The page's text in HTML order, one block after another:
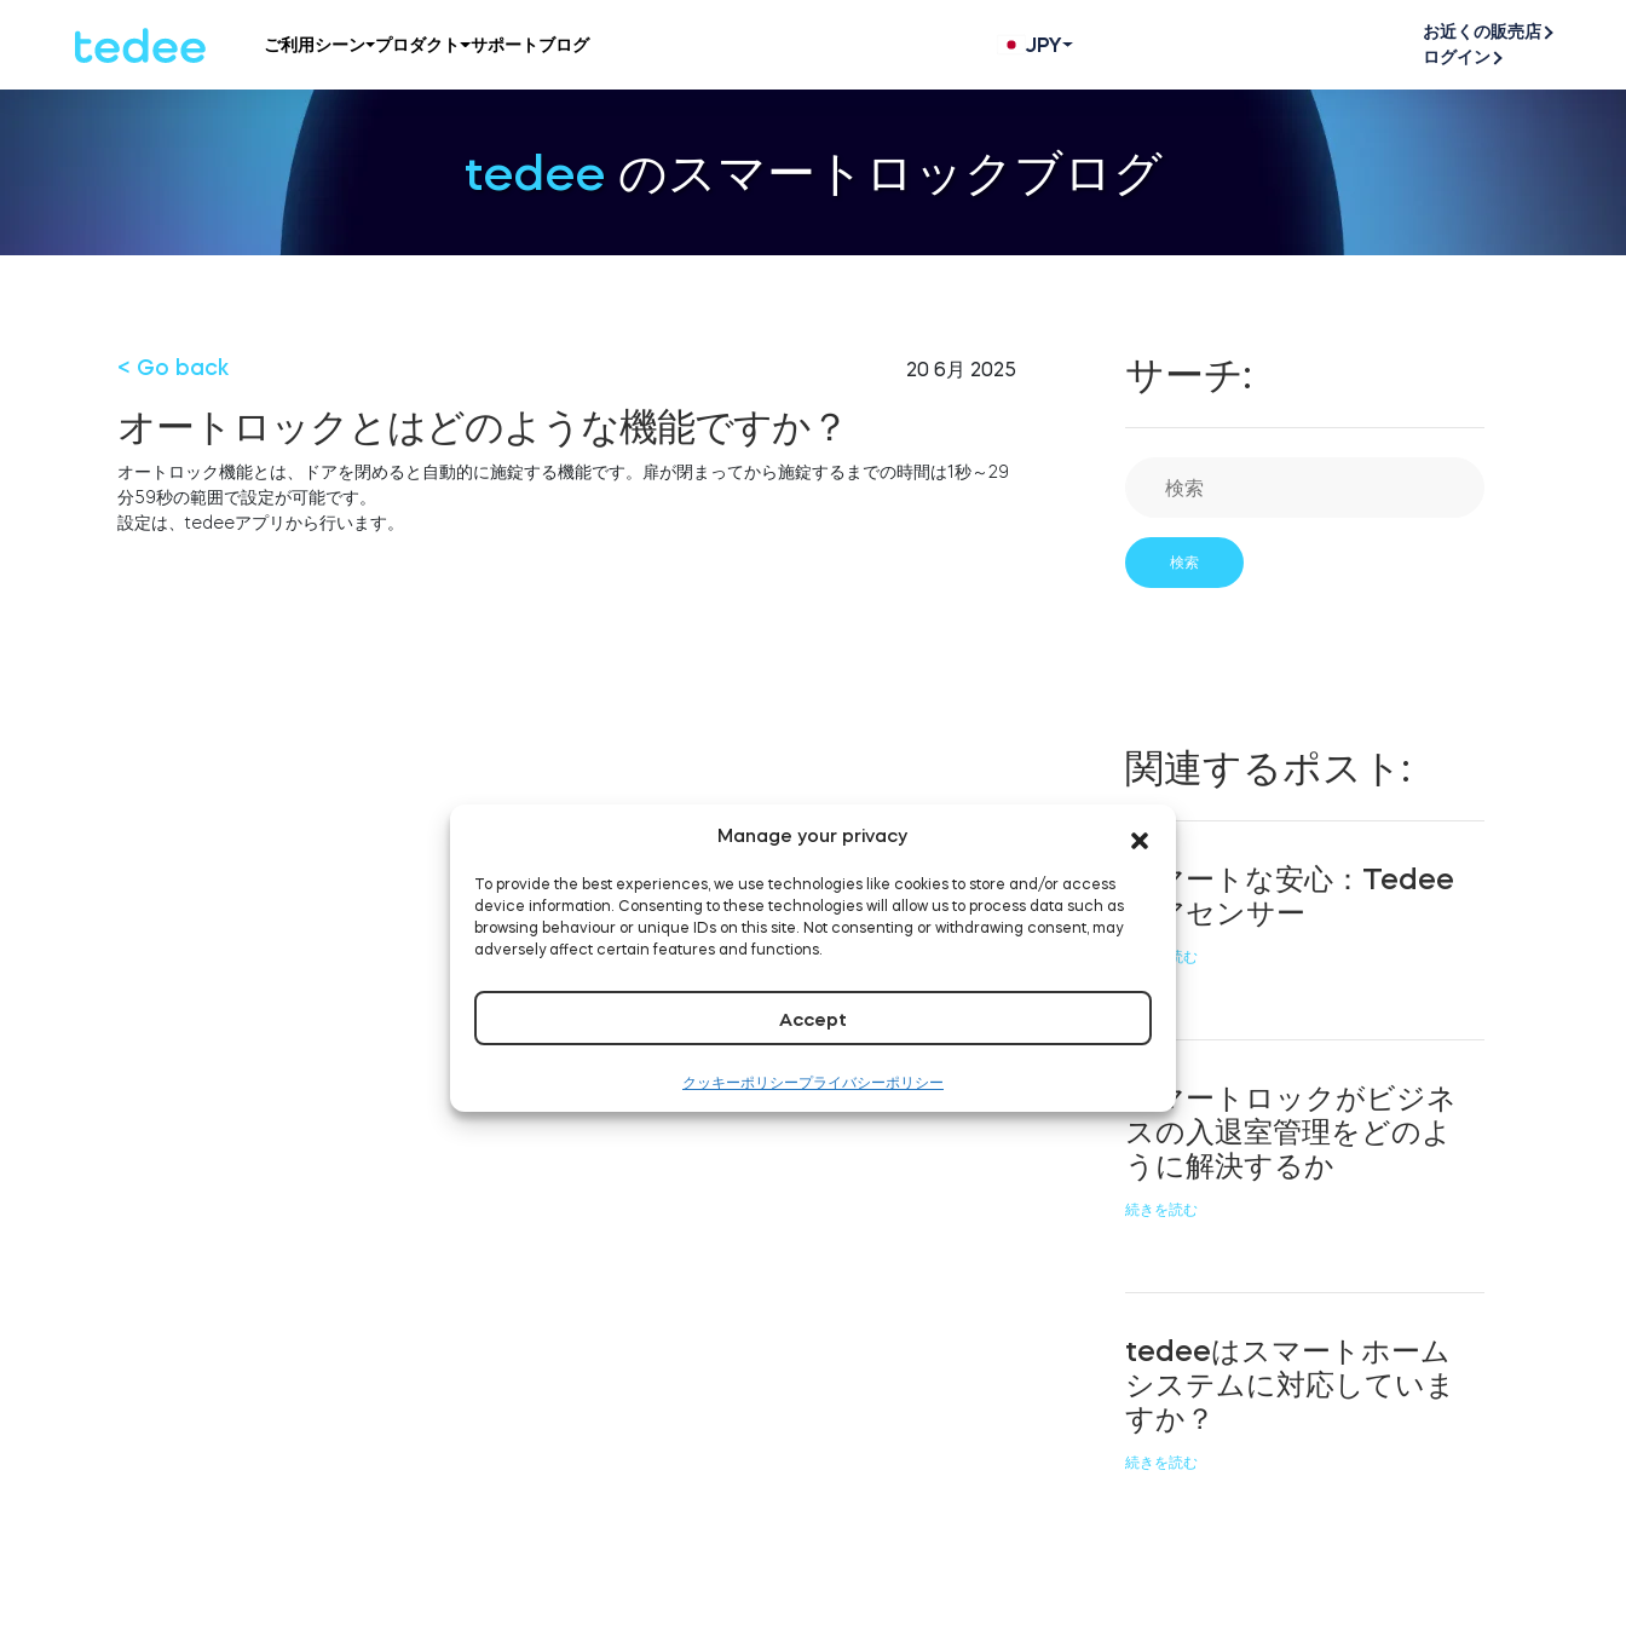
Manage your privacy
To provide the best experiences, we use technologies like cookies to store and/or access
device information. Consenting to these technologies will allow us to process data such as
browsing behaviour or unique IDs on this site. Not consenting or withdrawing consent, may
adversely affect certain features and functions.
Accept
クッキーポリシープライバシーポリシー
ご利用シーン プロダクト サポート ブログ JPY
お近くの販売店
ログイン
tedee のスマートロックブログ
< Go back 20 6月 2025
オートロックとはどのような機能ですか？
オートロック機能とは、ドアを閉めると自動的に施錠する機能です。扉が閉まってから施錠するまでの時間は1秒～29
分59秒の範囲で設定が可能です。
設定は、tedeeアプリから行います。
サーチ:
関連するポスト:
スマートな安心：Tedee
ドアセンサー
続きを読む
スマートロックがビジネ
スの入退室管理をどのよ
うに解決するか
続きを読む
tedeeはスマートホーム
システムに対応していま
すか？
続きを読む